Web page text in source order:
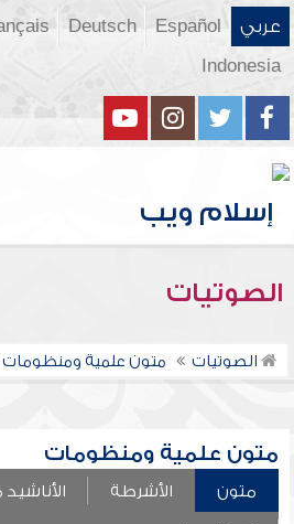
عربي Español
Deutsch
Indonesia
الصوتيات
الصوتيات متون علمية ومنظومات
متون علمية ومنظومات
متون الأشرطة